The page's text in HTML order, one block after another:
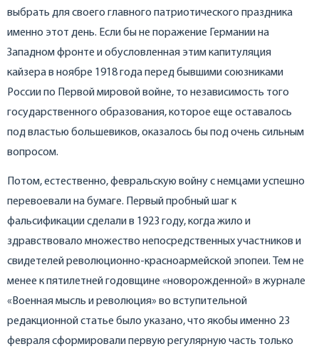
выбрать для своего главного патриотического праздника
именно этот день. Если бы не поражение Германии на
Западном фронте и обусловленная этим капитуляция
кайзера в ноябре 1918 года перед бывшими союзниками
России по Первой мировой войне, то независимость того
государственного образования, которое еще оставалось
под властью большевиков, оказалось бы под очень сильным
вопросом.
Потом, естественно, февральскую войну с немцами успешно
перевоевали на бумаге. Первый пробный шаг к
фальсификации сделали в 1923 году, когда жило и
здравствовало множество непосредственных участников и
свидетелей революционно-красноармейской эпопеи. Тем не
менее к пятилетней годовщине «новорожденной» в журнале
«Военная мысль и революция» во вступительной
редакционной статье было указано, что якобы именно 23
февраля сформировали первую регулярную часть только